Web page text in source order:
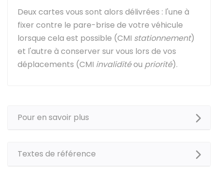
Deux cartes vous sont alors délivrées : l'une à
fixer contre le pare-brise de votre véhicule
lorsque cela est possible (CMI stationnement)
et l'autre à conserver sur vous lors de vos
déplacements (CMI invaliditéou priorité).
Pour en savoir plus
Textes de référence